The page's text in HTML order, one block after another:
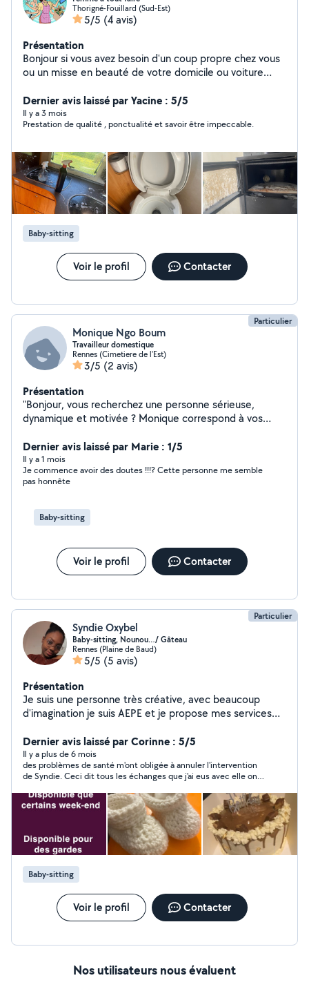
Thorigné-Fouillard (Sud-Est)
5/5 (4 avis)
Présentation
Bonjour si vous avez besoin d'un coup propre chez vous
ou un misse en beauté de votre domicile ou voiture
nettoyage extérieur et intérieur. Donner des couleurs
du printemps autour de vous. Je possède les matériels
nécessaires pour votre ménage a prix raisonnable.
Dernier avis laissé par Yacine : 5/5
Il y a 3 mois
Prestation de qualité , ponctualité et savoir être impeccable.
Baby-sitting
Voir le profil Contacter
Particulier
Monique Ngo Boum
Travailleur domestique
Rennes (Cimetiere de l'Est)
3/5 (2 avis)
Présentation
"Bonjour, vous recherchez une personne sérieuse,
dynamique et motivée ? Monique correspond à vos
domicile, accompagnement, ménage, baby sitting,
préparation et nottoyagr de salle. Bienveillante,
serviable et le travail bien fait sont les mots d'ordre. Je
Dernier avis laissé par Marie : 1/5
Il y a 1 mois
Je commence avoir des doutes !!!? Cette personne me semble
pas honnête
Baby-sitting
Voir le profil Contacter
Particulier
Syndie Oxybel
Baby-sitting, Nounou…/ Gâteau
Rennes (Plaine de Baud)
5/5 (5 avis)
Présentation
Je suis une personne très créative, avec beaucoup
d'imagination je suis AEPE et je propose mes services
école maternelle au près des enfants de 2ans et demi à
5ans. J'ai effectué des garde d'enfants à domicile de 3 à
12ans. J'ai également travaillé en crèche pendant 1an
auprès des bébés de 2mois à 3ans. Et je donne
également des cours d'aide au devoir aux enfants en
primaire. Je propose mes services de cake designer, je
débute n'hésitez pas
Dernier avis laissé par Corinne : 5/5
Il y a plus de 6 mois
des problèmes de santé m'ont obligée à annuler l'intervention
de Syndie. Ceci dit tous les échanges que j'ai eus avec elle ont
aux services de Syndie dès que nécessaire.
Baby-sitting
Voir le profil Contacter
Nos utilisateurs nous évaluent